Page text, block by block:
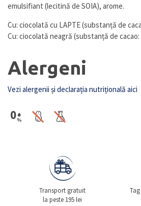
emulsifiant (lecitină de SOIA), arome.
Cu: ciocolată cu LAPTE (substanță de
Cu: ciocolată neagră (substanță de cacao:
Alergeni
Vezi alergenii și declarația nutrițională aici
Transport gratuit
la peste 195 lei